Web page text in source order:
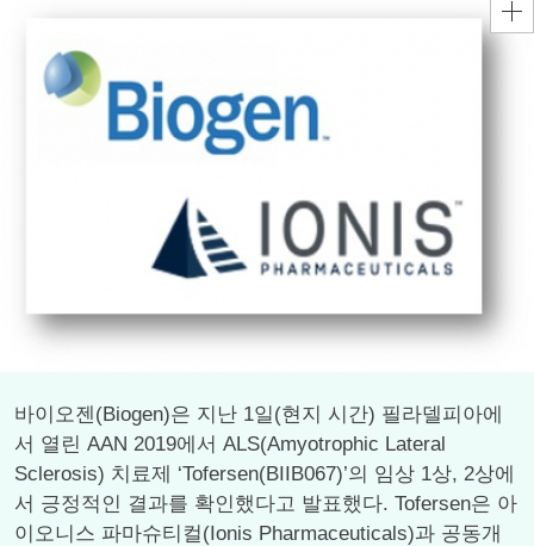
바이오젠(Biogen)은 지난 1일(현지 시간) 필라델피아에
서 열린 AAN 2019에서 ALS(Amyotrophic Lateral
Sclerosis) 치료제 ‘Tofersen(BIIB067)’의 임상 1상, 2상에
서 긍정적인 결과를 확인했다고 발표했다. Tofersen은 아
이오니스 파마슈티컬(Ionis Pharmaceuticals)과 공동개